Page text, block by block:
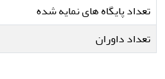
تعداد پایگاه های نمایه شده
تعداد داوران